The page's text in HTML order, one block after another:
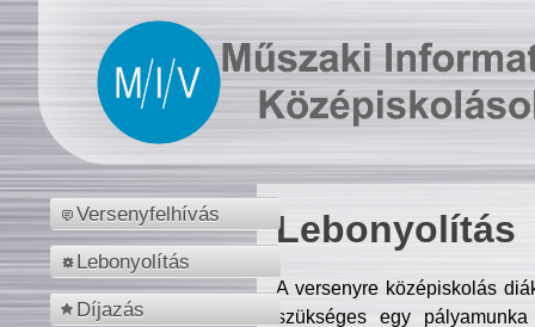
Versenyfelhívás
Lebonyolítás
Díjazás
Lebonyolítás
A versenyre középiskolás
szükséges egy